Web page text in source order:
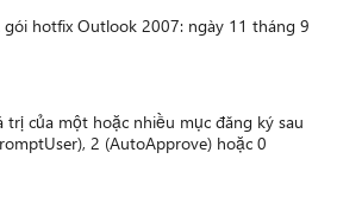
hotfix Outlook 2007: ngày 11 tháng 9
của một hoặc nhiều mục đăng ký sau
2 (AutoApprove) hoặc 0